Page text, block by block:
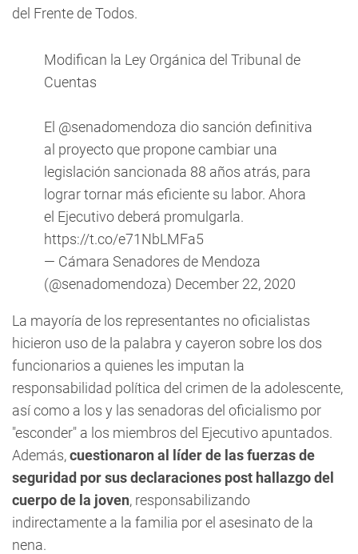
del Frente de Todos.
Modifican la Ley Orgánica del Tribunal de
Cuentas
El @senadomendoza dio sanción definitiva
al proyecto que propone cambiar una
legislación sancionada 88 años atrás, para
lograr tornar más eficiente su labor. Ahora
el Ejecutivo deberá promulgarla.
https://t.co/e71NbLMFa5
— Cámara Senadores de Mendoza
(@senadomendoza) December 22, 2020
La mayoría de los representantes no oficialistas
hicieron uso de la palabra y cayeron sobre los dos
funcionarios a quienes les imputan la
responsabilidad política del crimen de la adolescente,
así como a los y las senadoras del oficialismo por
"esconder" a los miembros del Ejecutivo apuntados.
Además,cuestionaron al líder de las fuerzas de
seguridad por sus declaraciones post hallazgo del
cuerpo de la joven, responsabilizando
indirectamente a la familia por el asesinato de la
nena.